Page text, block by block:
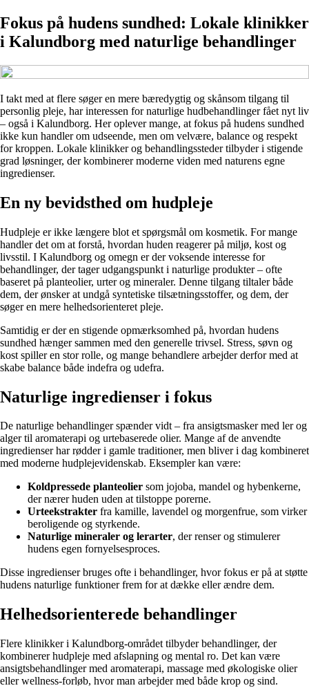
Fokus på hudens sundhed: Lokale klinikker
i Kalundborg med naturlige behandlinger
I takt med at flere søger en mere bæredygtig og skånsom tilgang til
personlig pleje, har interessen for naturlige hudbehandlinger fået nyt liv
– også i Kalundborg. Her oplever mange, at fokus på hudens sundhed
ikke kun handler om udseende, men om velvære, balance og respekt
for kroppen. Lokale klinikker og behandlingssteder tilbyder i stigende
grad løsninger, der kombinerer moderne viden med naturens egne
ingredienser.
En ny bevidsthed om hudpleje
Hudpleje er ikke længere blot et spørgsmål om kosmetik. For mange
handler det om at forstå, hvordan huden reagerer på miljø, kost og
livsstil. I Kalundborg og omegn er der voksende interesse for
behandlinger, der tager udgangspunkt i naturlige produkter – ofte
baseret på planteolier, urter og mineraler. Denne tilgang tiltaler både
dem, der ønsker at undgå syntetiske tilsætningsstoffer, og dem, der
søger en mere helhedsorienteret pleje.
Samtidig er der en stigende opmærksomhed på, hvordan hudens
sundhed hænger sammen med den generelle trivsel. Stress, søvn og
kost spiller en stor rolle, og mange behandlere arbejder derfor med at
skabe balance både indefra og udefra.
Naturlige ingredienser i fokus
De naturlige behandlinger spænder vidt – fra ansigtsmasker med ler og
alger til aromaterapi og urtebaserede olier. Mange af de anvendte
ingredienser har rødder i gamle traditioner, men bliver i dag kombineret
med moderne hudplejevidenskab. Eksempler kan være:
Koldpressede planteolier som jojoba, mandel og hybenkerne,
der nærer huden uden at tilstoppe porerne.
Urteekstrakter fra kamille, lavendel og morgenfrue, som virker
beroligende og styrkende.
Naturlige mineraler og lerarter, der renser og stimulerer
hudens egen fornyelsesproces.
Disse ingredienser bruges ofte i behandlinger, hvor fokus er på at støtte
hudens naturlige funktioner frem for at dække eller ændre dem.
Helhedsorienterede behandlinger
Flere klinikker i Kalundborg-området tilbyder behandlinger, der
kombinerer hudpleje med afslapning og mental ro. Det kan være
ansigtsbehandlinger med aromaterapi, massage med økologiske olier
eller wellness-forløb, hvor man arbejder med både krop og sind.